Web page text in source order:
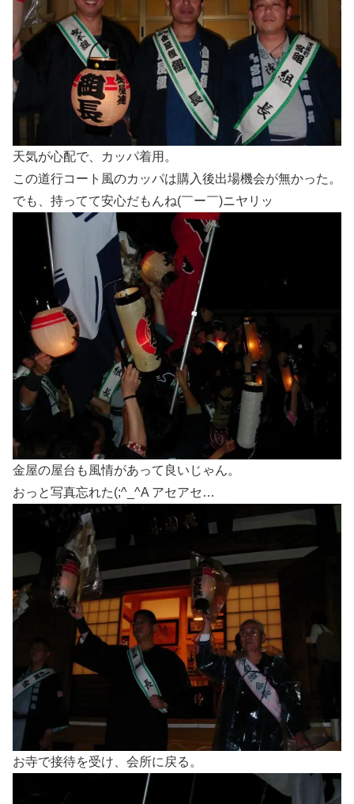
天気が心配で、カッパ着用。
この道行コート風のカッパは購入後出場機会が無かった。
でも、持ってて安心だもんね(￣ー￣)ニヤリッ
金屋の屋台も風情があって良いじゃん。
おっと写真忘れた(;^_^A アセアセ…
お寺で接待を受け、会所に戻る。